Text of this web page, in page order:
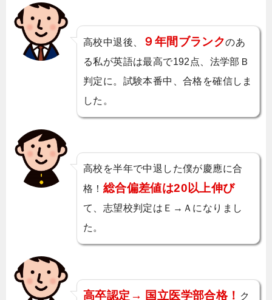
高校中退後、 ９年間ブランクのあ
る私が英語は最高で192点、法学部Ｂ
判定に。試験本番中、合格を確信しま
した。
高校を半年で中退した僕が慶應に合
格！ 総合偏差値は20以上伸び
て、志望校判定はＥ→Ａになりまし
た。
高卒認定→ 国立医学部合格！ ク